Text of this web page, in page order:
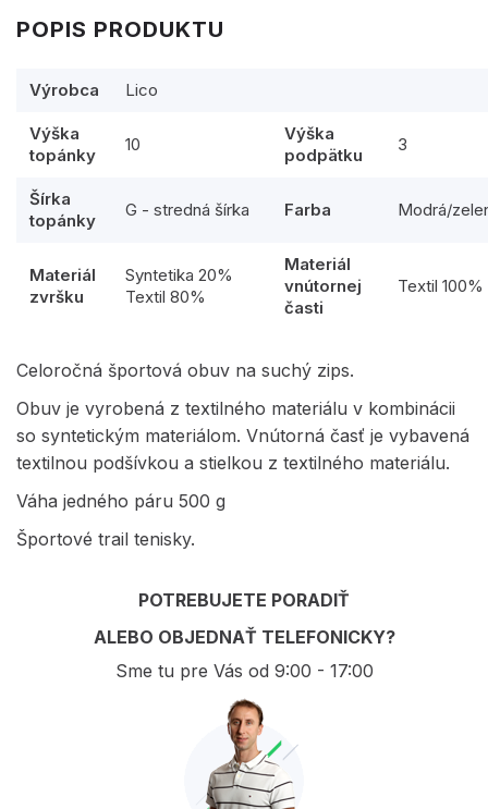
POPIS PRODUKTU
Výrobca Lico
Výška
topánky
10
Výška
podpätku
3
Šírka
topánky
G - stredná šírka Farba Modrá/
Materiál
zvršku
Syntetika 20%
Textil 80%
Materiál
vnútornej
časti
Textil 100%
Celoročná športová obuv na suchý zips.
Obuv je vyrobená z textilného materiálu v kombinácii
so syntetickým materiálom. Vnútorná časť je vybavená
textilnou podšívkou a stielkou z textilného materiálu.
Váha jedného páru 500 g
Športové trail tenisky.
POTREBUJETE PORADIŤ
ALEBO OBJEDNAŤ TELEFONICKY?
Sme tu pre Vás od 9:00 - 17:00